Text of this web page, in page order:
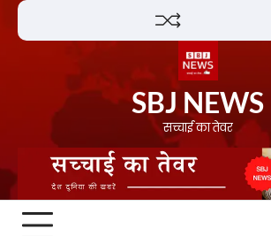
Skip
SBJ NEWS
सच्चाई का तेवर